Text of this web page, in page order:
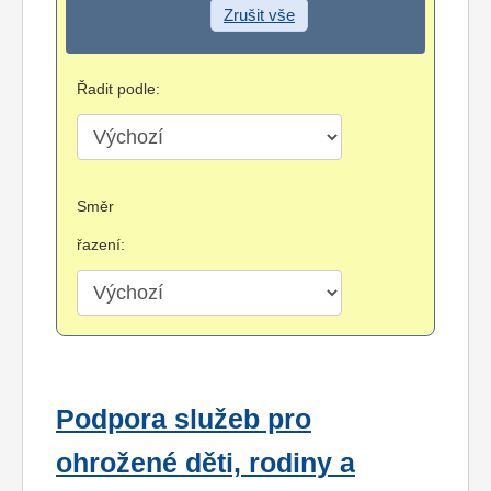
Zrušit vše
Řadit podle:
Směr
řazení:
Podpora služeb pro
ohrožené děti, rodiny a